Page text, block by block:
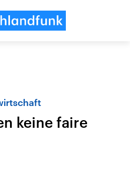
keine faire